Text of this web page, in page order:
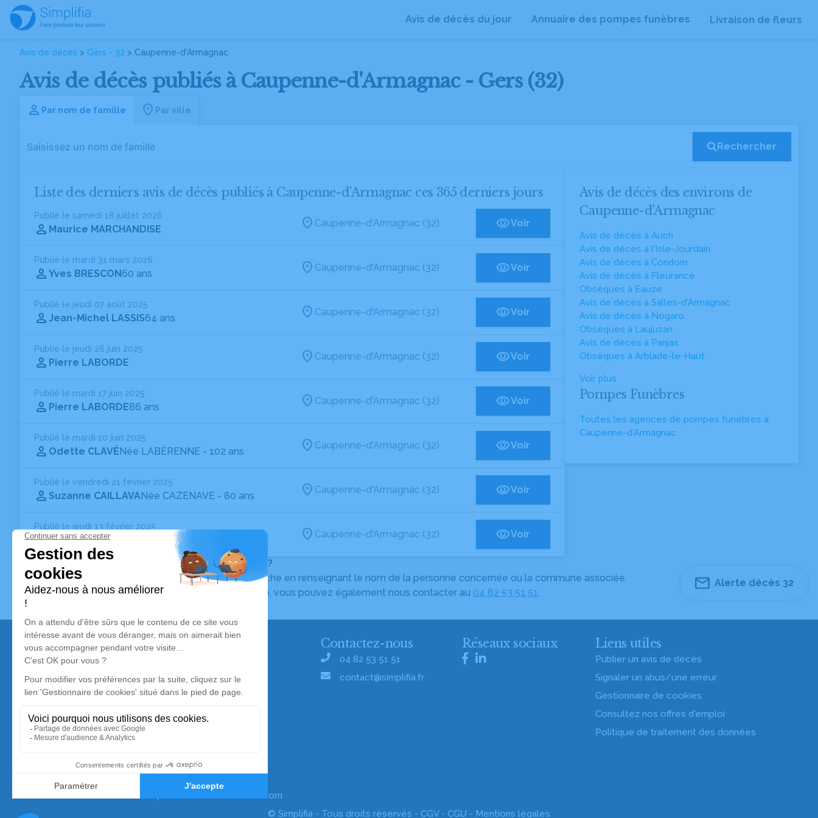
Avis de décès du jour Annuaire des pompes funèbres Livraison de fleurs
Avis de décès > Gers - 32 > Caupenne-d'Armagnac
Avis de décès publiés à Caupenne-d'Armagnac - Gers (32)
Par nom de famille Par ville
Rechercher
Liste des derniers avis de décès publiés à Caupenne-d'Armagnac ces 365 derniers jours
Publié le samedi 18 juillet 2026
Maurice MARCHANDISE
Caupenne-d'Armagnac (32) Voir
Publié le mardi 31 mars 2026
Yves BRESCON60 ans
Caupenne-d'Armagnac (32) Voir
Publié le jeudi 07 août 2025
Jean-Michel LASSIS64 ans
Caupenne-d'Armagnac (32) Voir
Publié le jeudi 26 juin 2025
Pierre LABORDE
Caupenne-d'Armagnac (32) Voir
Publié le mardi 17 juin 2025
Pierre LABORDE86 ans
Caupenne-d'Armagnac (32) Voir
Publié le mardi 10 juin 2025
Odette CLAVÉNée LABÉRENNE - 102 ans
Caupenne-d'Armagnac (32) Voir
Publié le vendredi 21 février 2025
Suzanne CAILLAVANée CAZENAVE - 80 ans
Caupenne-d'Armagnac (32) Voir
Publié le jeudi 13 février 2025
Loïc PAVAN
Caupenne-d'Armagnac (32) Voir
Avis de décès des environs de
Caupenne-d'Armagnac
Avis de décès à Auch
Avis de décès à l'Isle-Jourdain
Avis de décès à Condom
Avis de décès à Fleurance
Obsèques à Eauze
Avis de décès à Salles-d'Armagnac
Avis de décès à Nogaro
Obsèques à Laujuzan
Avis de décès à Panjas
Obsèques à Arblade-le-Haut
Voir plus
Pompes Funèbres
Toutes les agences de pompes funèbres à
Caupenne-d'Armagnac
Vous ne trouvez pas l’avis de décès recherché ?
Pour affiner votre recherche, utilisez la barre de recherche en renseignant le nom de la personne concernée ou la commune associée.
Pour toute question relative au fonctionnement du site, vous pouvez également nous contacter au 04 82 53 51 51.
Alerte décès 32
Nos services
Avis de décès
Liste des familles
Annuaire des pompes funèbres
Livraison de fleurs
Simplifia est membre de la Silver Alliance,
premier collectif de marques dédié au mieux vieillir
www.silveralliance.com
Contactez-nous
04 82 53 51 51
contact@simplifia.fr
Réseaux sociaux Liens utiles
Publier un avis de décès
Signaler un abus/une erreur
Gestionnaire de cookies
Consultez nos offres d'emploi
Politique de traitement des données
© Simplifia - Tous droits réservés - CGV- CGU - Mentions légales